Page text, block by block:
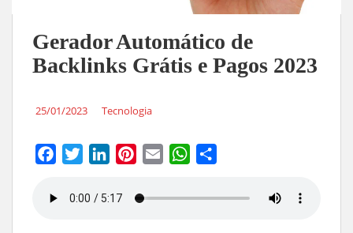
Gerador Automático de
Backlinks Grátis e Pagos 2023
25/01/2023 Tecnologia
w
i
i
m
h
h